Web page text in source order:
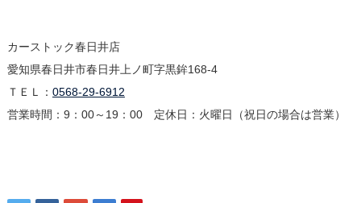
カーストック春日井店
愛知県春日井市春日井上ノ町字黒鉾168-4
ＴＥＬ： 0568-29-6912
営業時間：9：00～19：00 定休日：火曜日（祝日の場合は営業）